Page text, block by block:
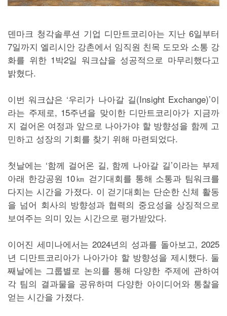
덴마크 청각솔루션 기업 디만트코리아는 지난 6일부터
7일까지 엘리시안 강촌에서 임직원 친목 도모와 소통 강
화를 위한 1박2일 워크샵을 성공적으로 마무리했다고
밝혔다.
이번 워크샵은 ‘우리가 나아갈 길(Insight Exchange)’이
라는 주제로, 15주년을 맞이한 디만트코리아가 지금까
지 걸어온 여정과 앞으로 나아가야 할 방향성을 함께 고
민하고 성장의 기회를 찾기 위해 마련되었다.
첫날에는 ‘함께 걸어온 길, 함께 나아갈 길’이라는 부제
아래 한강공원 10㎞ 걷기대회를 통해 소통과 팀워크를
다지는 시간을 가졌다. 이 걷기대회는 단순한 신체 활동
을 넘어 회사의 방향성과 협력의 중요성을 상징적으로
보여주는 의미 있는 시간으로 평가받았다.
이어진 세미나에서는 2024년의 성과를 돌아보고, 2025
년 디만트코리아가 나아가야 할 방향성을 제시했다. 둘
째날에는 그룹별로 논의를 통해 다양한 주제에 관하여
각 팀의 결과물을 공유하며 다양한 아이디어와 통찰을
얻는 시간을 가졌다.